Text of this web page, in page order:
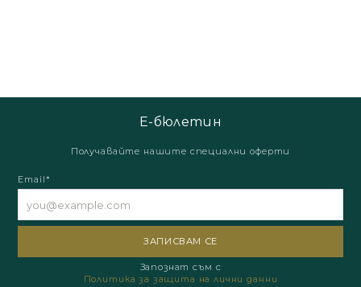
Е-бюлетин
Получавайте нашите специални оферти
Email*
Запознат съм с
Политика за защита на лични данни